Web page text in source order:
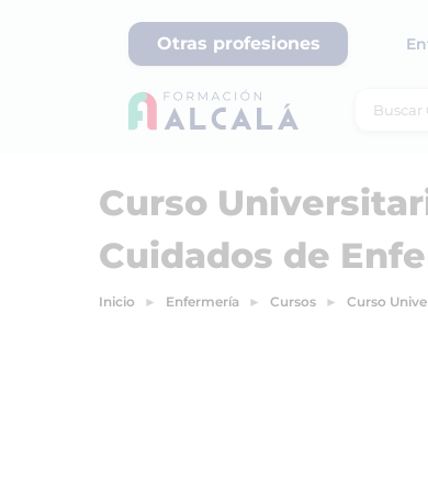
Otras profesiones
Curso
Cuidados de
Inicio Enfermería Cursos Curso